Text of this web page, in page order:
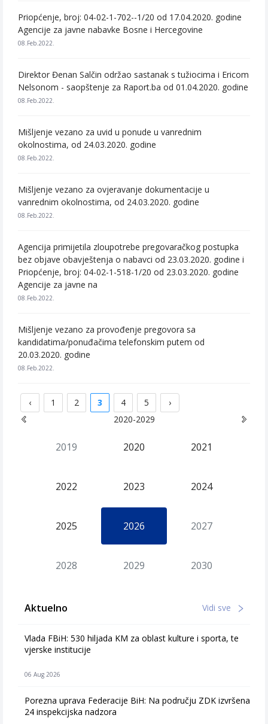
Priopćenje, broj: 04-02-1-702--1/20 od 17.04.2020. godine
Agencije za javne nabavke Bosne i Hercegovine
08.Feb.2022.
Direktor Đenan Salčin održao sastanak s tužiocima i Ericom
Nelsonom - saopštenje za Raport.ba od 01.04.2020. godine
08.Feb.2022.
Mišljenje vezano za uvid u ponude u vanrednim
okolnostima, od 24.03.2020. godine
08.Feb.2022.
Mišljenje vezano za ovjeravanje dokumentacije u
vanrednim okolnostima, od 24.03.2020. godine
08.Feb.2022.
Agencija primijetila zloupotrebe pregovaračkog postupka
bez objave obavještenja o nabavci od 23.03.2020. godine i
Priopćenje, broj: 04-02-1-518-1/20 od 23.03.2020. godine
Agencije za javne na
08.Feb.2022.
Mišljenje vezano za provođenje pregovora sa
kandidatima/ponuđačima telefonskim putem od
20.03.2020. godine
08.Feb.2022.
‹ 1 2 3 4 5
›
2020-2029
2019 2020 2021
2022 2023 2024
2025 2026 2027
2028 2029 2030
Aktuelno Vidi sve
Vlada FBiH: 530 hiljada KM za oblast kulture i sporta, te
vjerske institucije
06 Aug 2026
Porezna uprava Federacije BiH: Na području ZDK izvršena
24 inspekcijska nadzora